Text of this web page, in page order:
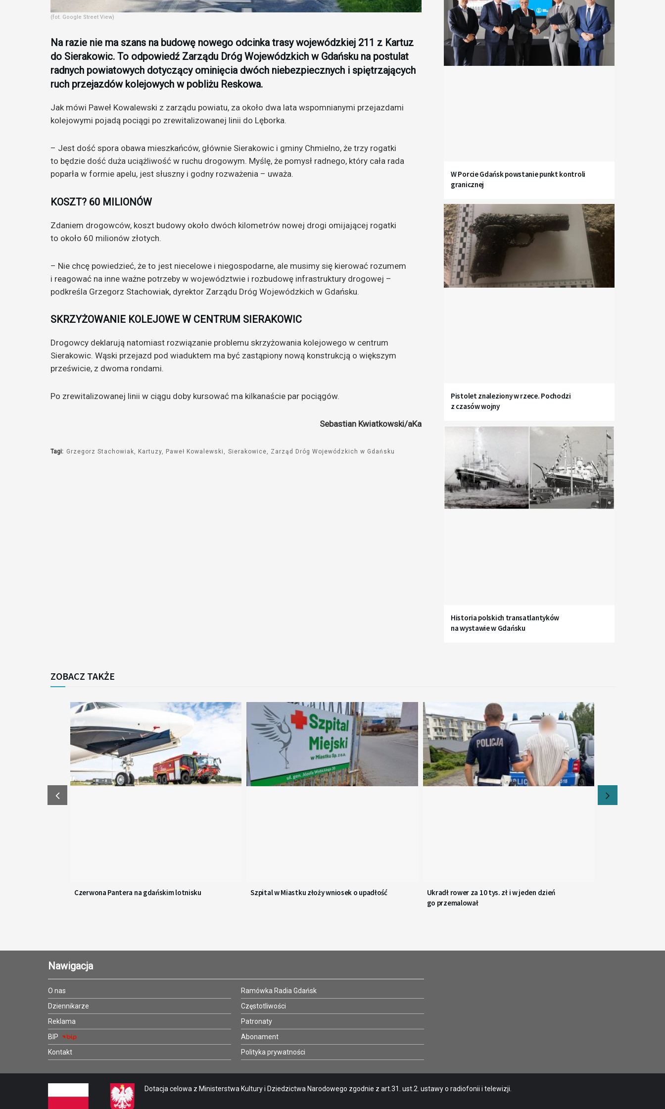
(fot. Google Street View)
Na razie nie ma szans na budowę nowego odcinka trasy wojewódzkiej 211 z Kartuz
do Sierakowic. To odpowiedź Zarządu Dróg Wojewódzkich w Gdańsku na postulat
radnych powiatowych dotyczący ominięcia dwóch niebezpiecznych i spiętrzających
ruch przejazdów kolejowych w pobliżu Reskowa.
Jak mówi Paweł Kowalewski z zarządu powiatu, za około dwa lata wspomnianymi przejazdami
kolejowymi pojadą pociągi po zrewitalizowanej linii do Lęborka.
– Jest dość spora obawa mieszkańców, głównie Sierakowic i gminy Chmielno, że trzy rogatki
to będzie dość duża uciążliwość w ruchu drogowym. Myślę, że pomysł radnego, który cała rada
poparła w formie apelu, jest słuszny i godny rozważenia – uważa.
KOSZT? 60 MILIONÓW
Zdaniem drogowców, koszt budowy około dwóch kilometrów nowej drogi omijającej rogatki
to około 60 milionów złotych.
– Nie chcę powiedzieć, że to jest niecelowe i niegospodarne, ale musimy się kierować rozumem
i reagować na inne ważne potrzeby w województwie i rozbudowę infrastruktury drogowej –
podkreśla Grzegorz Stachowiak, dyrektor Zarządu Dróg Wojewódzkich w Gdańsku.
SKRZYŻOWANIE KOLEJOWE W CENTRUM SIERAKOWIC
Drogowcy deklarują natomiast rozwiązanie problemu skrzyżowania kolejowego w centrum
Sierakowic. Wąski przejazd pod wiaduktem ma być zastąpiony nową konstrukcją o większym
prześwicie, z dwoma rondami.
Po zrewitalizowanej linii w ciągu doby kursować ma kilkanaście par pociągów.
Sebastian Kwiatkowski/aKa
Tagi: Grzegorz Stachowiak Kartuzy Paweł Kowalewski Sierakowice Zarząd Dróg Wojewódzkich w Gdańsku
W Porcie Gdańsk powstanie punkt kontroli
granicznej
Pistolet znaleziony w rzece. Pochodzi
z czasów wojny
Historia polskich transatlantyków
na wystawie w Gdańsku
ZOBACZ TAKŻE
Czerwona Pantera na gdańskim lotnisku Szpital w Miastku złoży wniosek o upadłość
Ukradł rower za 10 tys. zł i w jeden dzień
go przemalował
Nawigacja
O nas
Dziennikarze
Reklama
BIP
Kontakt
Ramówka Radia Gdańsk
Częstotliwości
Patronaty
Abonament
Polityka prywatności
Dotacja celowa z Ministerstwa Kultury i Dziedzictwa Narodowego zgodnie z art.31. ust.2. ustawy o radiofonii i telewizji.